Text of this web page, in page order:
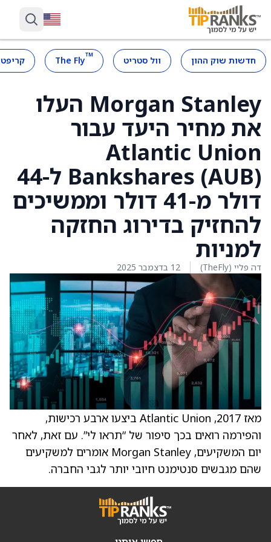
חדשות שוק ההון וול סטריט ™
The Fly
Morgan Stanley העלו
את מחיר היעד עבור
Atlantic Union
Bankshares (AUB) ל-44
דולר מ-41 דולר וממשיכים
להחזיק בדירוג החזקה
למניות
דה פליי (TheFly) 12 בדצמבר 2025
מאז 2017, Atlantic Union ביצעו ארבע רכישות,
והפירמה רואים בכך סיפור של “תראו לי”. עם זאת, לאחר
יום המשקיעים, Morgan Stanley אומרים למשקיעים
שהם מגבשים סנטימנט חיובי יותר לגבי החברה.